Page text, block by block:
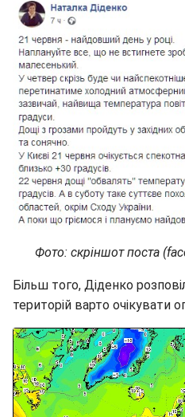
Фото: скріншот поста
Більш того, Діденко
територій варто очікувати